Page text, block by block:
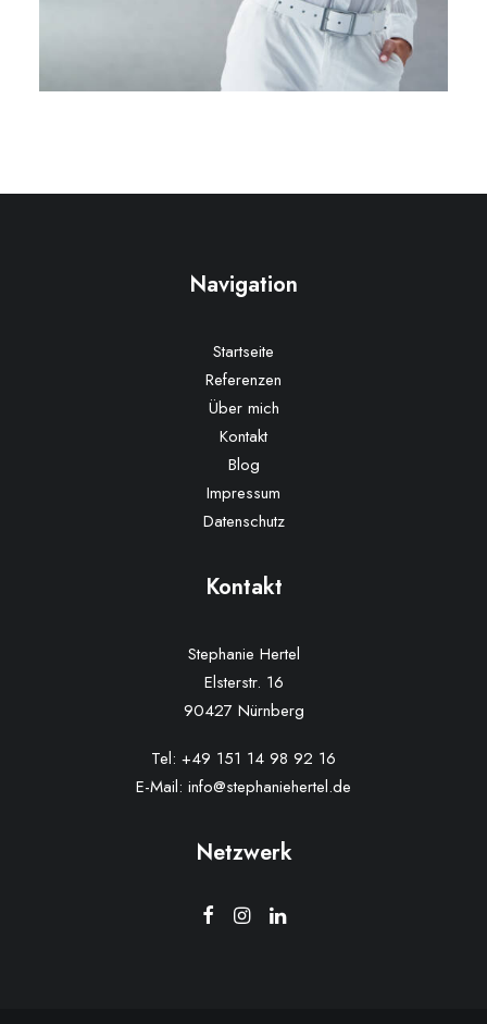
Navigation
Startseite
Referenzen
Über mich
Kontakt
Blog
Impressum
Datenschutz
Kontakt
Stephanie Hertel
Elsterstr. 16
90427 Nürnberg
Tel: +49 151 14 98 92 16
E-Mail: info@stephaniehertel.de
Netzwerk